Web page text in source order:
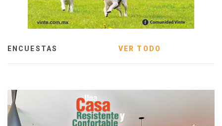
ENCUESTAS VER TODO